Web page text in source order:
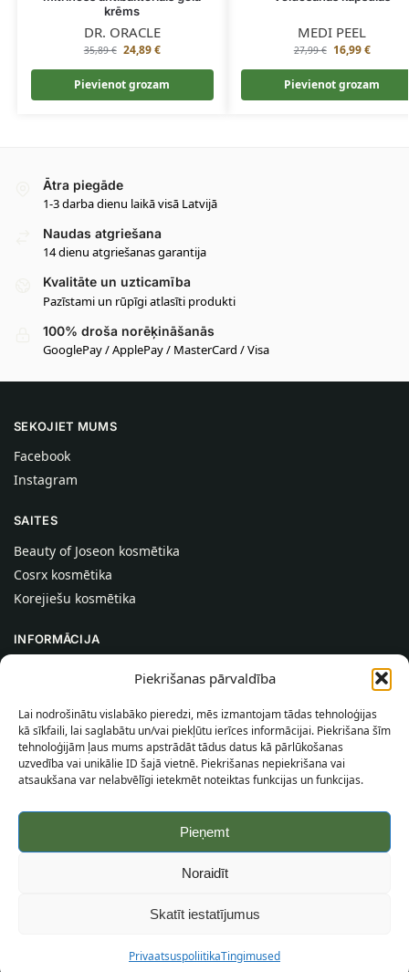
Piekrišanas pārvaldība
Lai nodrošinātu vislabāko pieredzi, mēs izmantojam tādas tehnoloģijas
kā sīkfaili, lai saglabātu un/vai piekļūtu ierīces informācijai. Piekrišana šīm
tehnoloģijām ļaus mums apstrādāt tādus datus kā pārlūkošanas
uzvedība vai unikālie ID šajā vietnē. Piekrišanas nepiekrišana vai
atsaukšana var nelabvēlīgi ietekmēt noteiktas funkcijas un funkcijas.
Pieņemt
Noraidīt
Skatīt iestatījumus
PrivaatsuspoliitikaTingimused
krēms
DR. ORACLE
35,89€ 24,89€
Pievienot grozam
MEDI PEEL
27,99€ 16,99€
Pievienot grozam
Ātra piegāde
1-3 darba dienu laikā visā Latvijā
Naudas atgriešana
14 dienu atgriešanas garantija
Kvalitāte un uzticamība
Pazīstami un rūpīgi atlasīti produkti
100% droša norēķināšanās
GooglePay / ApplePay / MasterCard / Visa
SEKOJIET MUMS
Facebook
Instagram
SAITES
Beauty of Joseon kosmētika
Cosrx kosmētika
Korejiešu kosmētika
INFORMĀCIJA
Palīdzība
INFORMĀCIJA PIRCĒJAM
Piegādes nosacījumi
Noteikumi un nosacījumi
Vietnes karte